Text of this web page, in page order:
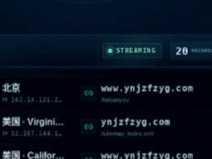
STREAMING 20
/lianxiwomen
www.ynjzfzyg.com
美国 · VirginiaBoydton ynjzfzyg.com
美国 · California · Monrovia www.ynjzfzyg.com